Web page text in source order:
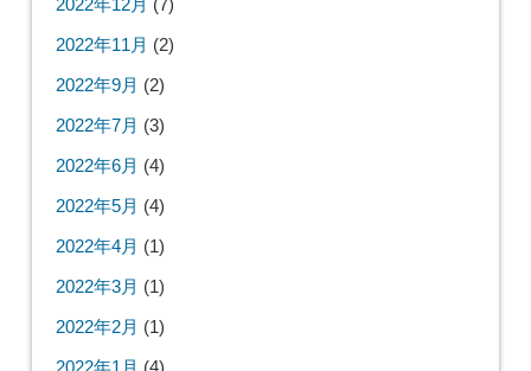
2024年4月(1)
2024年2月(1)
2024年1月 (4)
2023年12月(2)
2023年11月(1)
2023年6月 (1)
2023年3月 (2)
2023年2月 (3)
2023年1月 (1)